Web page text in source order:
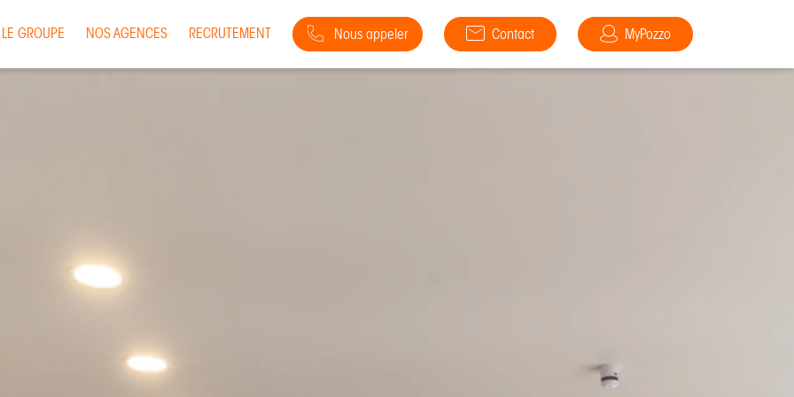
LE GROUPE NOS AGENCES RECRUTEMENT Nous appeler Contact MyPozzo